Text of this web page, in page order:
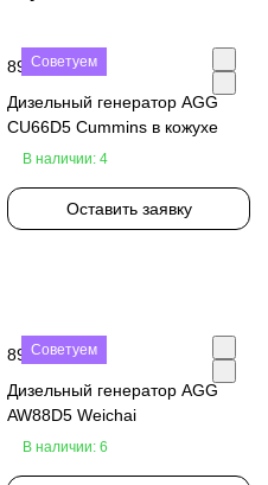
Советуем
890 000 ₽
Дизельный генератор AGG
CU66D5 Cummins в кожухе
В наличии: 4
Оставить заявку
Советуем
890 000 ₽
Дизельный генератор AGG
AW88D5 Weichai
В наличии: 6